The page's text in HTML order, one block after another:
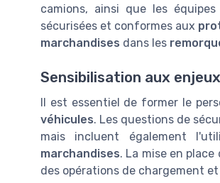
camions, ainsi que les
sécurisées et conformes aux
marchandises dans les
Sensibilisation aux
Il est essentiel de former le
véhicules. Les questions de
mais incluent également
marchandises. La mise en
des opérations de chargement